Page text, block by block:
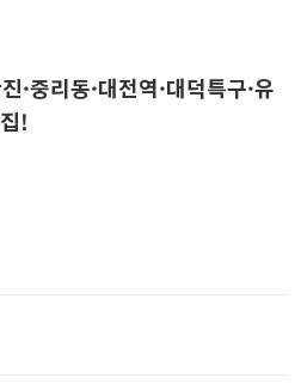
·중리동·대전역·대덕특구·유
!